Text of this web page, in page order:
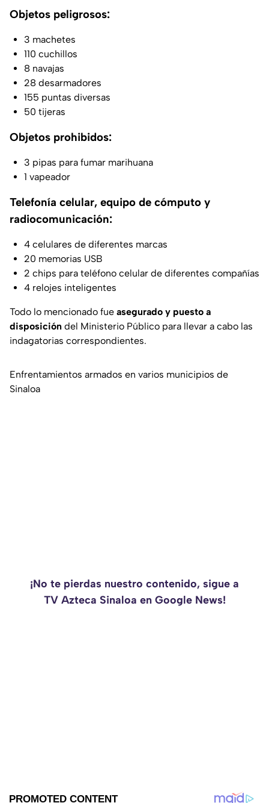
Objetos peligrosos:
3 machetes
110 cuchillos
8 navajas
28 desarmadores
155 puntas diversas
50 tijeras
Objetos prohibidos:
3 pipas para fumar marihuana
1 vapeador
Telefonía celular, equipo de cómputo y
radiocomunicación:
4 celulares de diferentes marcas
20 memorias USB
2 chips para teléfono celular de diferentes compañías
4 relojes inteligentes
Todo lo mencionado fue asegurado y puesto a
disposición del Ministerio Público para llevar a cabo las
indagatorias correspondientes.
Enfrentamientos armados en varios municipios de
Sinaloa
¡No te pierdas nuestro contenido, sigue a
TV Azteca Sinaloa en Google News!